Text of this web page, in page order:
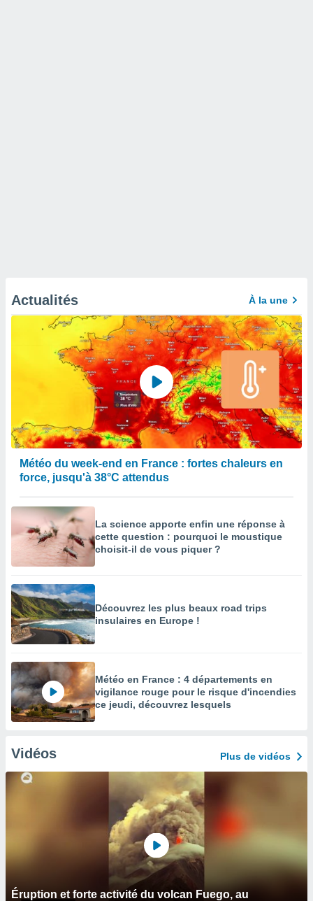
Actualités À la une
Météo du week-end en France : fortes chaleurs en
force, jusqu'à 38°C attendus
La science apporte enfin une réponse à
cette question : pourquoi le moustique
choisit-il de vous piquer ?
Découvrez les plus beaux road trips
insulaires en Europe !
Météo en France : 4 départements en
vigilance rouge pour le risque d'incendies
ce jeudi, découvrez lesquels
Vidéos Plus de vidéos
Éruption et forte activité du volcan Fuego, au